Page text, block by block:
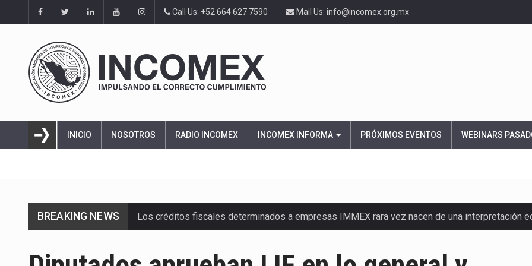
Call Us: +52 664 627 7590 Mail Us: info@incomex.org.mx
INICIO NOSOTROS RADIO INCOMEX INCOMEX INFORMA PRÓXIMOS EVENTOS WEBINARS
BREAKING NEWS Los créditos fiscales determinados a empresas IMMEX rara vez nacen de una interpretación